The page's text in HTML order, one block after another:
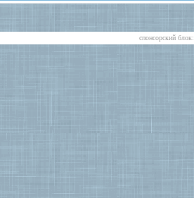
cпонсорский блок: